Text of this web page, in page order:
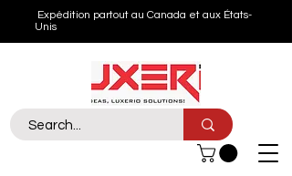
Expédition partout au Canada et aux États-
Unis